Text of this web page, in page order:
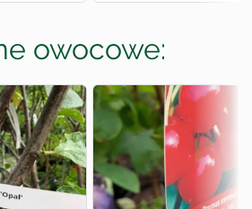
owocowe: